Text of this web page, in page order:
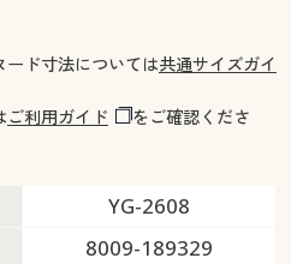
ド寸法については共通サイズガイ
ご利用ガイド
をご確認くださ
YG-2608
8009-189329